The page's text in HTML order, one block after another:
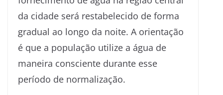
da cidade será restabelecido de forma
gradual ao longo da noite. A orientação
é que a população utilize a água de
maneira consciente durante esse
período de normalização.